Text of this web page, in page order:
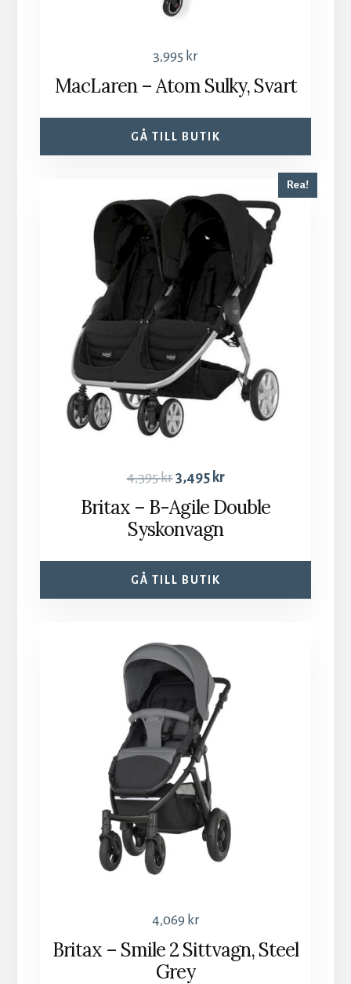
3,995 kr
MacLaren – Atom Sulky, Svart
GÅ TILL BUTIK
Rea!
4,395kr3,495 kr
Britax – B-Agile Double
Syskonvagn
GÅ TILL BUTIK
4,069 kr
Britax – Smile 2 Sittvagn, Steel
Grey